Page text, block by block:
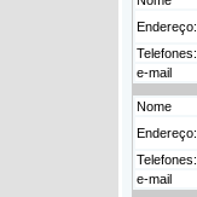
Endereço:
Telefones:
e-mail
Nome
Endereço:
Telefones:
e-mail